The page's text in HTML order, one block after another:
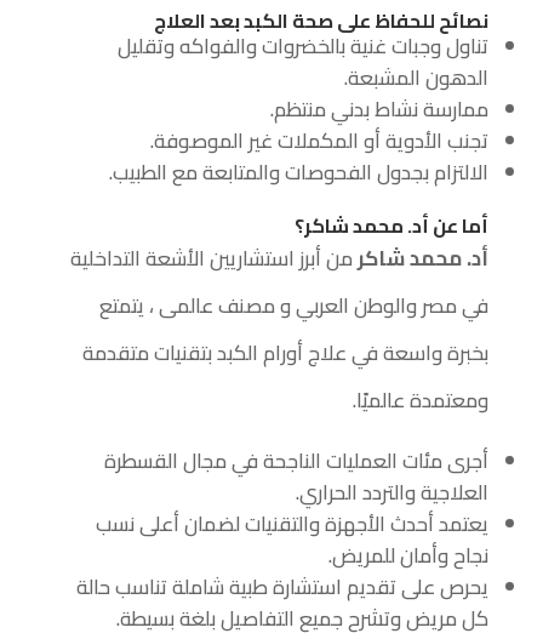
نصائح للحفاظ على صحة الكبد بعد العلاج
تناول وجبات غنية بالخضروات والفواكه وتقليل
الدهون المشبعة.
ممارسة نشاط بدني منتظم.
تجنب الأدوية أو المكملات غير الموصوفة.
الالتزام بجدول الفحوصات والمتابعة مع الطبيب.
أماعن أد. محمد شاكر؟
أد. محمد شاكرمن أبرز استشاريين الأشعة التداخلية
في مصر والوطن العربي و مصنف عالمى ، يتمتع
بخبرة واسعة في علاج أورام الكبد بتقنيات متقدمة
ومعتمدة عالميًا.
أجرى مئات العمليات الناجحة في مجال القسطرة
العلاجية والتردد الحراري.
يعتمد أحدث الأجهزة والتقنيات لضمان أعلى نسب
نجاح وأمان للمريض.
يحرص على تقديم استشارة طبية شاملة تناسب حالة
كل مريض وتشرح جميع التفاصيل بلغة بسيطة.